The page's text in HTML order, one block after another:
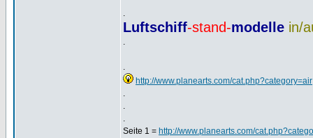
.
Luftschiff-stand-modelle in/
.
.
http://www.planearts.com/cat.php?category=air
.
.
.
Seite 1 = http://www.planearts.com/